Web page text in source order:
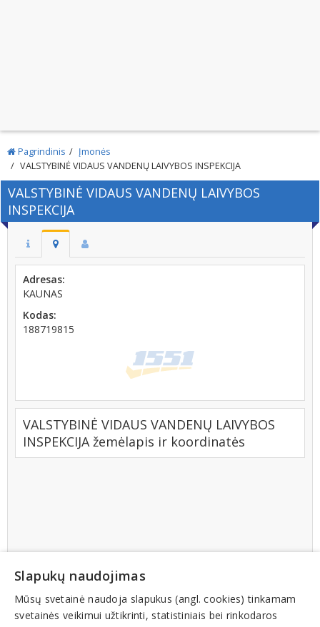
Pagrindinis
Įmonės
VALSTYBINĖ VIDAUS VANDENŲ LAIVYBOS INSPEKCIJA
VALSTYBINĖ VIDAUS VANDENŲ LAIVYBOS
INSPEKCIJA
Adresas:
KAUNAS
Kodas:
188719815
VALSTYBINĖ VIDAUS VANDENŲ LAIVYBOS
INSPEKCIJA žemėlapis ir koordinatės
Slapukų naudojimas
Mūsų svetainė naudoja slapukus (angl. cookies) tinkamam
svetainės veikimui užtikrinti, statistiniais bei rinkodaros